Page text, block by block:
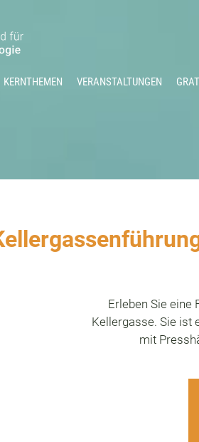
KERNTHEMEN VERANSTALTUNGEN
Erleben Sie eine
Kellergasse. Sie ist
mit